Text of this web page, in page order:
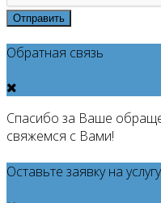
Отправить
Обратная связь
Спасибо за Ваше
свяжемся с Вами!
Оставьте заявку на услугу